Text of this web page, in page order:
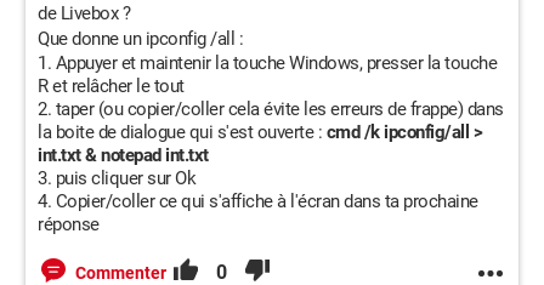
de Livebox ?
Que donne un ipconfig /all :
Appuyer et maintenir la touche Windows, presser la touche
R et relâcher le tout
taper (ou copier/coller cela évite les erreurs de frappe) dans
la boite de dialogue qui s'est ouverte : cmd /k ipconfig/all >
int.txt & notepad int.txt
puis cliquer sur Ok
Copier/coller ce qui s'affiche à l'écran dans ta prochaine
réponse
Commenter 0